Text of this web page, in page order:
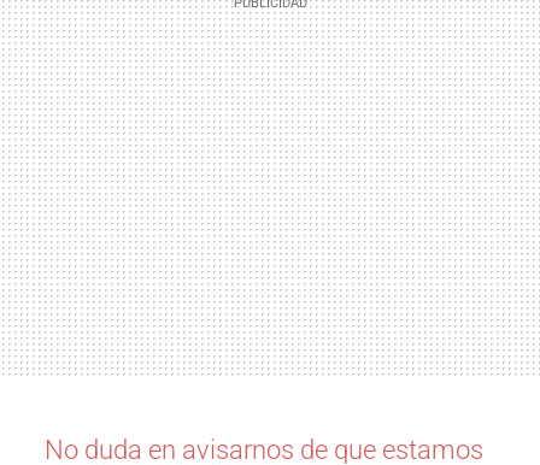
No duda en avisarnos de que estamos